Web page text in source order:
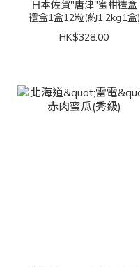
日本佐賀"唐津"蜜柑禮盒
禮盒1盒12粒(約1.2kg1盒)
HK$328.00